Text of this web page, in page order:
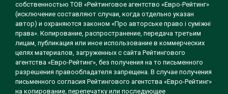
собственностью ТОВ «Рейтинговое агентство «Евро-Рейтинг»
(исключение составляют случаи, когда отдельно указан
автор) и охраняются законом «Про авторське право і суміжні
права». Копирование, распространение, передача третьим
лицам, публикация или иное использование в коммерческих
целях материалов, загруженных с сайта Рейтингового
агентства «Евро-Рейтинг», без получения на то письменного
разрешения правообладателя запрещена. В случае получения
письменного согласия Рейтингового агентства «Евро-Рейтинг»
на копирование, перепечатку или последующее